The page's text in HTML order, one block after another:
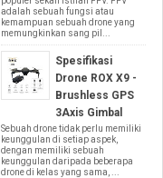
adalah sebuah fungsi atau
kemampuan sebuah drone yang
memungkinkan sang pil...
Spesifikasi
Drone ROX X9 -
Brushless GPS
3Axis Gimbal
Sebuah drone tidak perlu memiliki
keunggulan di setiap aspek,
dengan memiliki sebuah
keunggulan daripada beberapa
drone di kelas yang sama, ...